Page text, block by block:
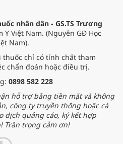
nhân dân - GS.TS Trương
Y Việt Nam. (Nguyên GĐ Học
Nam).
thuốc chỉ có tính chất tham
chẩn đoán hoặc điều trị.
0898 582 228
hỗ trợ bằng tiền mặt và không
công ty truyền thông hoặc cá
dịch quảng cáo, ký kết hợp
Trân trọng cảm ơn!